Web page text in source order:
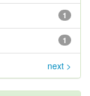
1
1
next >